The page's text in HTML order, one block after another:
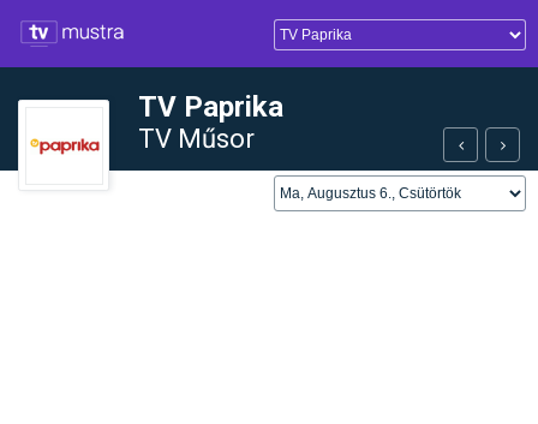
TV Paprika
TV Műsor